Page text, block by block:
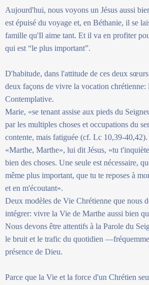
Aujourd'hui, nous voyons un Jésus aussi
est épuisé du voyage et, en Béthanie, il se
famille qu'Il aime tant. Et il va en profiter
qui est “le plus important”.
D'habitude, dans l'attitude de ces deux
deux façons de vivre la vocation
Contemplative.
Marie, «se tenant assise aux pieds du
par les multiples choses et occupations du
contente, mais fatiguée (cf. Lc 10,39-40,42).
«Marthe, Marthe», lui dit Jésus, «tu
bien des choses. Une seule est nécessaire,
même plus important, que tu te reposes à
et en m'écoutant».
Deux modèles de Vie Chrétienne que nous
intégrer: vivre la Vie de Marthe aussi bien
Nous devons être attentifs à la Parole du
le bruit et le trafic du quotidien
présence de Dieu.
Parce que la Vie et la force d'un Chrétien